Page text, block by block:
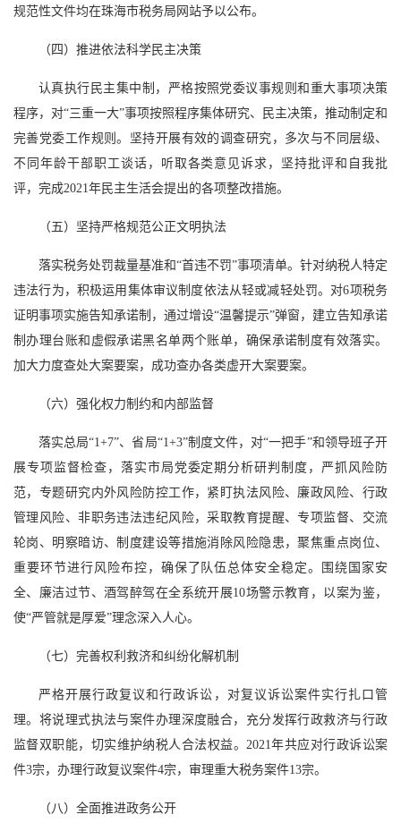
规范性文件均在珠海市税务局网站予以公布。
（四）推进依法科学民主决策
认真执行民主集中制，严格按照党委议事规则和重大事项决策
程序，对“三重一大”事项按照程序集体研究、民主决策，推动制定和
完善党委工作规则。坚持开展有效的调查研究，多次与不同层级、
不同年龄干部职工谈话，听取各类意见诉求，坚持批评和自我批
评，完成2021年民主生活会提出的各项整改措施。
（五）坚持严格规范公正文明执法
落实税务处罚裁量基准和“首违不罚”事项清单。针对纳税人特定
违法行为，积极运用集体审议制度依法从轻或减轻处罚。对6项税务
证明事项实施告知承诺制，通过增设“温馨提示”弹窗，建立告知承诺
制办理台账和虚假承诺黑名单两个账单，确保承诺制度有效落实。
加大力度查处大案要案，成功查办各类虚开大案要案。
（六）强化权力制约和内部监督
落实总局“1+7”、省局“1+3”制度文件，对“一把手”和领导班子开
展专项监督检查，落实市局党委定期分析研判制度，严抓风险防
范，专题研究内外风险防控工作，紧盯执法风险、廉政风险、行政
管理风险、非职务违法违纪风险，采取教育提醒、专项监督、交流
轮岗、明察暗访、制度建设等措施消除风险隐患，聚焦重点岗位、
重要环节进行风险布控，确保了队伍总体安全稳定。围绕国家安
全、廉洁过节、酒驾醉驾在全系统开展10场警示教育，以案为鉴，
使“严管就是厚爱”理念深入人心。
（七）完善权利救济和纠纷化解机制
严格开展行政复议和行政诉讼，对复议诉讼案件实行扎口管
理。将说理式执法与案件办理深度融合，充分发挥行政救济与行政
监督双职能，切实维护纳税人合法权益。2021年共应对行政诉讼案
件3宗，办理行政复议案件4宗，审理重大税务案件13宗。
（八）全面推进政务公开